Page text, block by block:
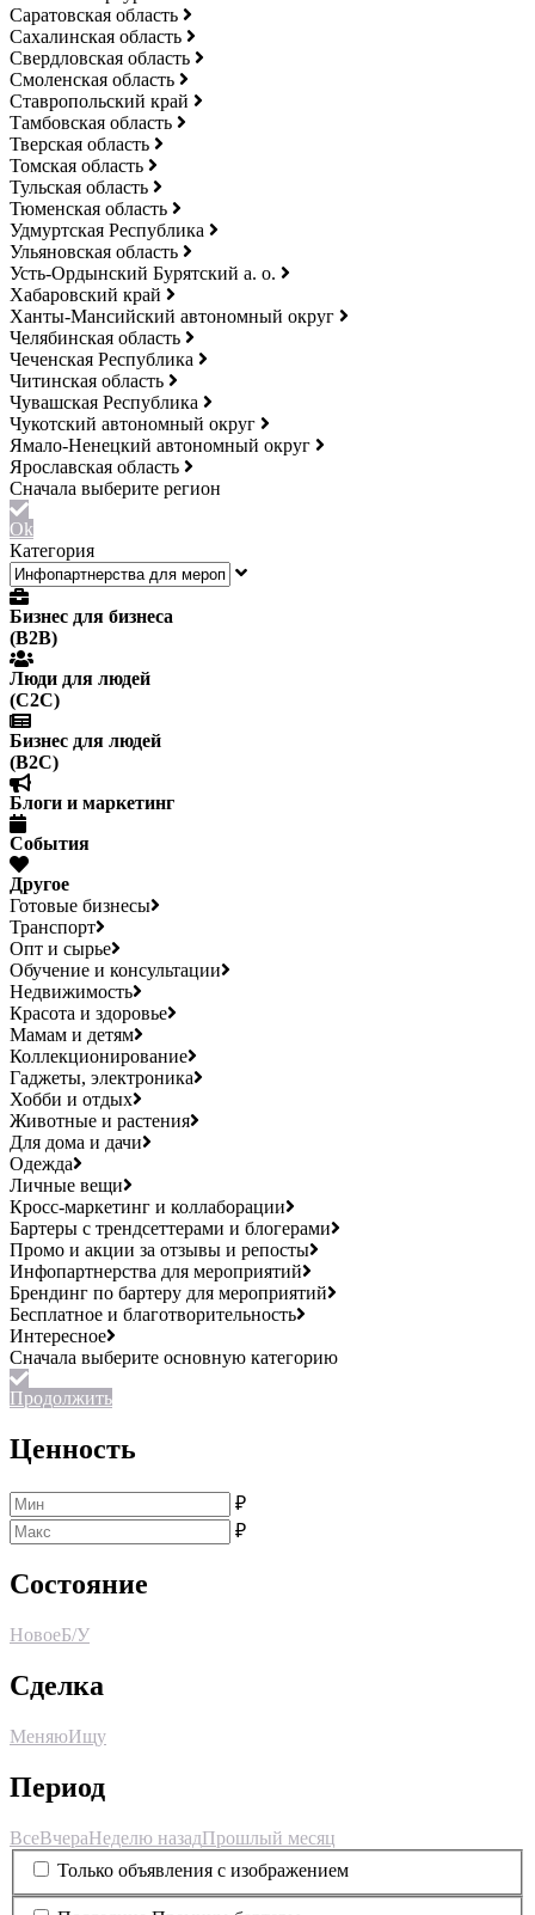
Саратовская область
Сахалинская область
Свердловская область
Смоленская область
Ставропольский край
Тамбовская область
Тверская область
Томская область
Тульская область
Тюменская область
Удмуртская Республика
Ульяновская область
Усть-Ордынский Бурятский а. о.
Хабаровский край
Ханты-Мансийский автономный округ
Челябинская область
Чеченская Республика
Читинская область
Чувашская Республика
Чукотский автономный округ
Ямало-Ненецкий автономный округ
Ярославская область
Ok
Категория
Бизнес для бизнеса
(B2B)
Люди для людей
(С2С)
Бизнес для людей
(B2C)
Блоги и маркетинг
События
Другое
Готовые бизнесы
Транспорт
Опт и сырье
Обучение и консультации
Недвижимость
Красота и здоровье
Мамам и детям
Коллекционирование
Гаджеты, электроника
Хобби и отдых
Животные и растения
Для дома и дачи
Одежда
Личные вещи
Кросс-маркетинг и коллаборации
Бартеры с трендсеттерами и блогерами
Промо и акции за отзывы и репосты
Инфопартнерства для мероприятий
Брендинг по бартеру для мероприятий
Бесплатное и благотворительность
Интересное
Продолжить
Ценность
₽
₽
Состояние
НовоеБ/У
Сделка
МеняюИщу
Период
ВсеВчераНеделю назадПрошлый месяц
Только объявления с изображением